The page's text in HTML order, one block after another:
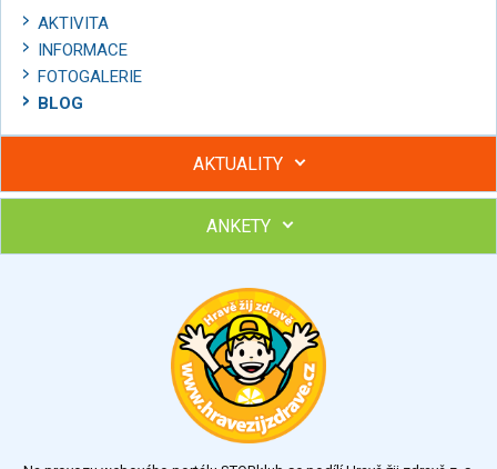
AKTIVITA
INFORMACE
FOTOGALERIE
BLOG
AKTUALITY
Hubněte s podporou lektorky a skupiny v kurzech STOBu
Chcete poradit s hubnutím? Najděte si odborníka STOBu ve
ANKETY